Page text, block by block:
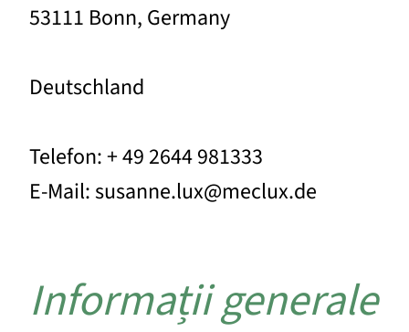
53111 Bonn, Germany
Deutschland
Telefon: + 49 2644 981333
E-Mail: susanne.lux@meclux.de
Informații generale